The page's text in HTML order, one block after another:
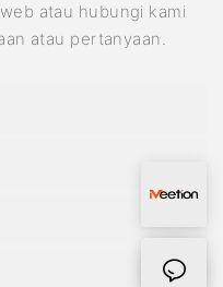
atau hubungi kami
atau pertanyaan.